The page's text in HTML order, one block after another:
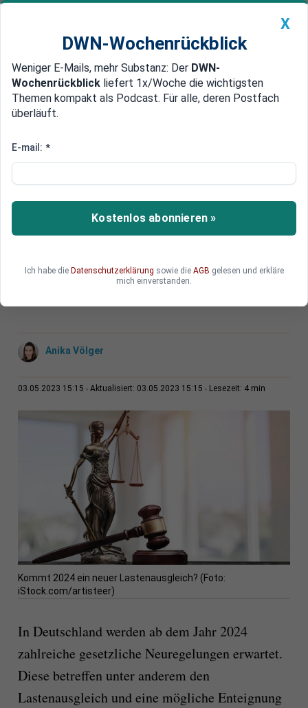
Newsticker MEIN DWN: Geldanlage Premium
Edelmetalle DWN-Magazin China
Gesetzesänderungen ab 2024:
Lastenausgleich?
Droht Deutschland 2024 ein neuer
Lastenausgleich und die Enteignung von
sich im Beitrags- und Melderecht der
Sozialversicherungen?
Anika Völger
03.05.2023 15:15 Aktualisiert: 03.05.2023 15:15 Lesezeit: 4 min
Kommt 2024 ein neuer Lastenausgleich? (Foto:
iStock.com/artisteer)
In Deutschland werden ab dem Jahr 2024
zahlreiche gesetzliche Neuregelungen erwartet.
Diese betreffen unter anderem den
Lastenausgleich und eine mögliche Enteignung
X
DWN-Wochenrückblick
Weniger E-Mails, mehr Substanz: Der DWN-
Wochenrückblick liefert 1x/Woche die wichtigsten
Themen kompakt als Podcast. Für alle, deren Postfach
überläuft.
E-mail: *
Kostenlos abonnieren »
Ich habe die Datenschutzerklärung sowie die AGB gelesen und erkläre
mich einverstanden.